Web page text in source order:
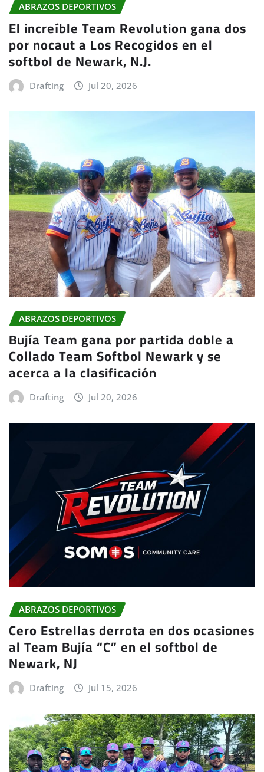
ABRAZOS DEPORTIVOS
El increíble Team Revolution gana dos
por nocaut a Los Recogidos en el
softbol de Newark, N.J.
Drafting Jul 20, 2026
ABRAZOS DEPORTIVOS
Bujía Team gana por partida doble a
Collado Team Softbol Newark y se
acerca a la clasificación
Drafting Jul 20, 2026
ABRAZOS DEPORTIVOS
Cero Estrellas derrota en dos ocasiones
al Team Bujía “C” en el softbol de
Newark, NJ
Drafting Jul 15, 2026